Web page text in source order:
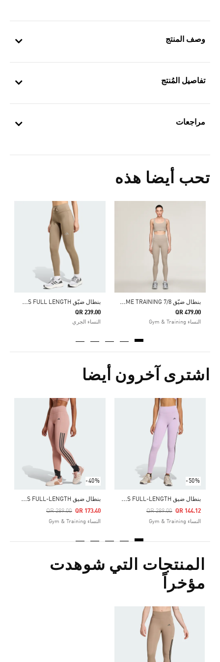
وصف المنتج
تفاصيل المُنتج
مراجعات
تحب أيضا هذه
ب
نطال ضيّق ADIDAS X ENTIRE STUDIOS OPTIME TRAINING 7/8
QR 479.00
النساء Gym & Training
ب
نطال ضيّق RUN ESSENTIALS FULL LENGTH
QR 239.00
النساء الجري
اشترى آخرون أيضا
-50%
ب
نطال ضيق OPTIME 3-STRIPES FULL-LENGTH
Price Reduced From
QR 289.00
To QR 144.12
النساء Gym & Training
-40%
ب
نطال ضيق OPTIME 3-STRIPES FULL-LENGTH
Price Reduced From
QR 289.00
To QR 173.40
النساء Gym & Training
Price Reduced From
المنتجات التي شوهدت
مؤخراً